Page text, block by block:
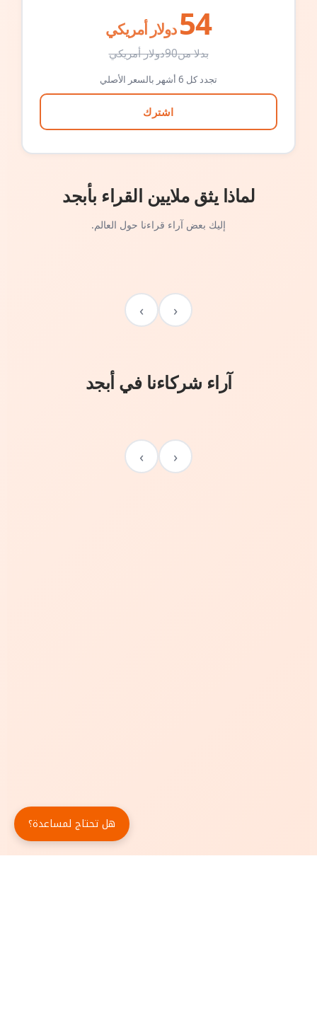
54 دولار أمريكي
بدلا من90دولار أمريكي
تجدد كل 6 أشهر بالسعر الأصلي
اشترك
لماذا يثق ملايين القراء بأبجد
إليك بعض آراء قراءنا حول العالم.
‹
›
آراء شركاءنا في أبجد
‹
›
هل تحتاج لمساعدة؟